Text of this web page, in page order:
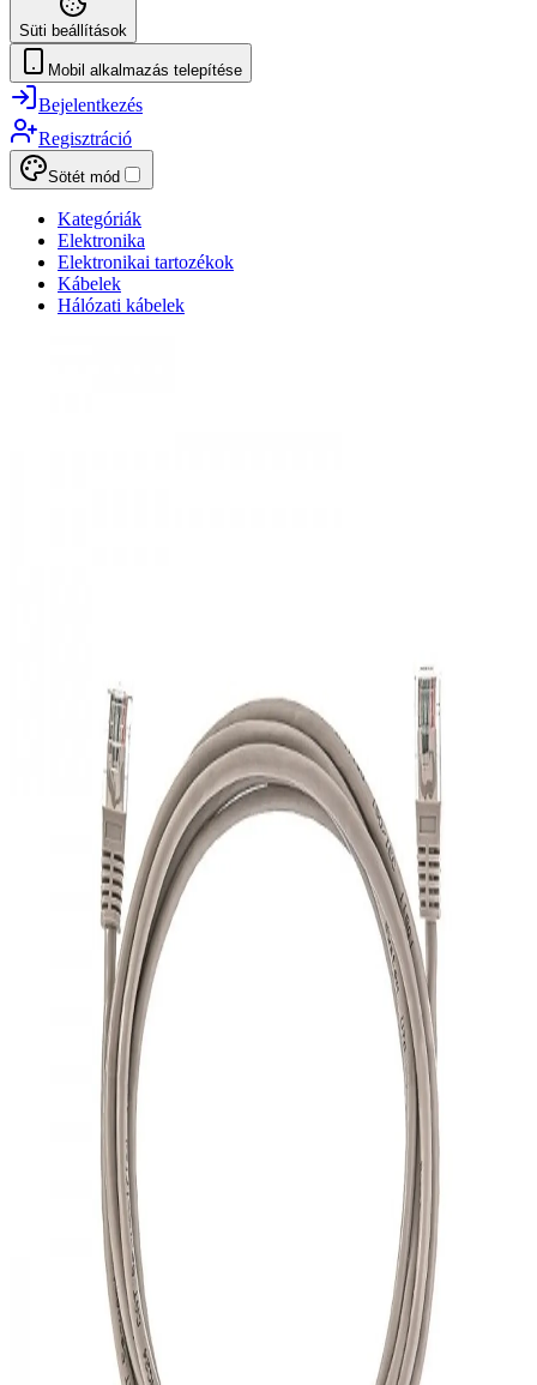
Süti beállítások
Mobil alkalmazás telepítése
Bejelentkezés
Regisztráció
Sötét mód
Kategóriák
Elektronika
Elektronikai tartozékok
Kábelek
Hálózati kábelek